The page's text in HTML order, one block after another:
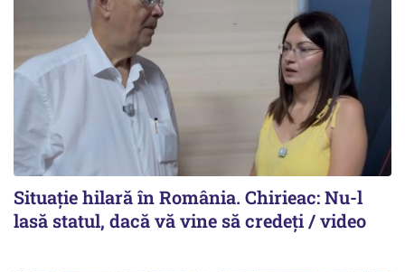
Situație hilară în România. Chirieac: Nu-l
lasă statul, dacă vă vine să credeți / video